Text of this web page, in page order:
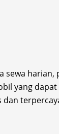
harian,
yang